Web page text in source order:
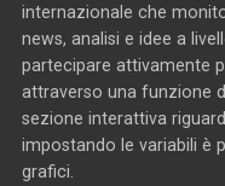
internazionale che
news, analisi e idee a
partecipare attivamente
attraverso una funzione
sezione interattiva
impostando le variabili è
grafici.